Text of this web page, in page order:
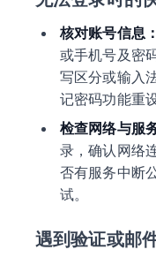
核对账号信息
或手机号及密
写区分或输入
记密码功能重设
检查网络与服
录，确认网络
否有服务中断
试。
遇到验证或邮